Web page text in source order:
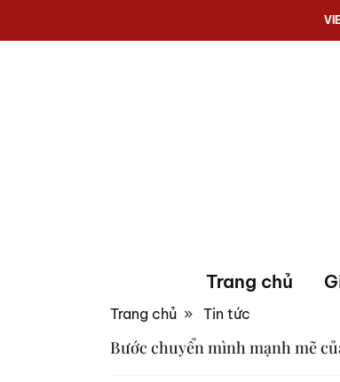
Trang chủ
Trang chủ » Tin tức
Bước chuyển mình mạnh mẽ